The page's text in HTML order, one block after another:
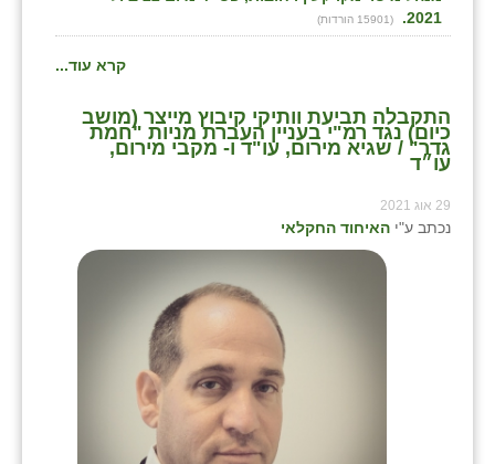
2021.
(15901 הורדות)
קרא עוד...
התקבלה תביעת וותיקי קיבוץ מייצר (מושב
כיום) נגד רמ"י בעניין העברת מניות "חמת
גדר" / שגיא מירום, עו"ד ו- מקבי מירום,
עו״ד
29 אוג 2021
נכתב ע"י האיחוד החקלאי
יקנעם
כפר אביב
כפר הרי״ף